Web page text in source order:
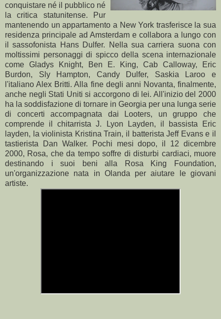
conquistare né il pubblico né
la critica statunitense. Pur
mantenendo un appartamento a New York trasferisce la sua
residenza principale ad Amsterdam e collabora a lungo con
il sassofonista Hans Dulfer. Nella sua carriera suona con
moltissimi personaggi di spicco della scena internazionale
come Gladys Knight, Ben E. King, Cab Calloway, Eric
Burdon, Sly Hampton, Candy Dulfer, Saskia Laroo e
l'italiano Alex Britti. Alla fine degli anni Novanta, finalmente,
anche negli Stati Uniti si accorgono di lei. All'inizio del 2000
ha la soddisfazione di tornare in Georgia per una lunga serie
di concerti accompagnata dai Looters, un gruppo che
comprende il chitarrista J. Lyon Layden, il bassista Eric
layden, la violinista Kristina Train, il batterista Jeff Evans e il
tastierista Dan Walker. Pochi mesi dopo, il 12 dicembre
2000, Rosa, che da tempo soffre di disturbi cardiaci, muore
destinando i suoi beni alla Rosa King Foundation,
un'organizzazione nata in Olanda per aiutare le giovani
artiste.